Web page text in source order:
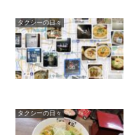
タクシーの日々
タクシーの日々